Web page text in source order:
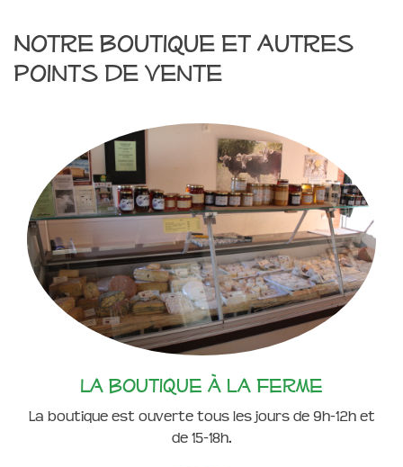
Notre boutique et autres
points de vente
La boutique à la ferme
La boutique est ouverte tous les jours de 9h-12h et
de 15-18h.